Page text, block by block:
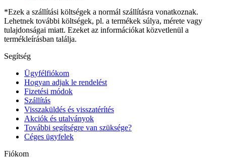
*Ezek a szállítási költségek a normál szállításra vonatkoznak.
Lehetnek további költségek, pl. a termékek súlya, mérete vagy
tulajdonságai miatt. Ezeket az információkat közvetlenül a
termékleírásban találja.
Segítség
Ügyfélfiókom
Hogyan adjak le rendelést
Fizetési módok
Szállítás
Visszaküldés és visszatérítés
Akciók és utalványok
További segítségre van szüksége?
Céges ügyfelek
Fiókom